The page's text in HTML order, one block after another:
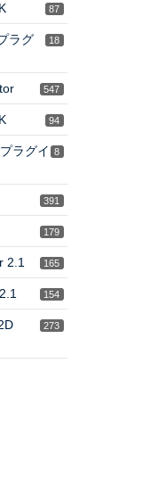
87
18
ラグ
547
94
8
ラグイ
391
179
165
2.1
154
273